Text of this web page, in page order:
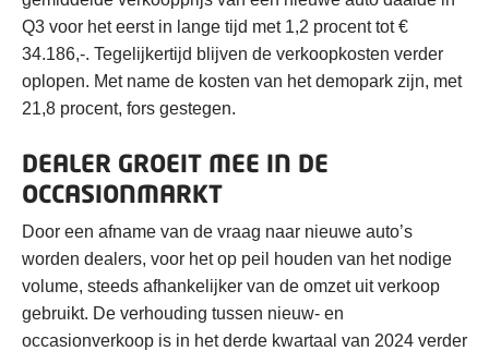
Q3 voor het eerst in lange tijd met 1,2 procent tot €
34.186,-. Tegelijkertijd blijven de verkoopkosten verder
oplopen. Met name de kosten van het demopark zijn, met
21,8 procent, fors gestegen.
DEALER GROEIT MEE IN DE
OCCASIONMARKT
Door een afname van de vraag naar nieuwe auto’s
worden dealers, voor het op peil houden van het nodige
volume, steeds afhankelijker van de omzet uit verkoop
gebruikt. De verhouding tussen nieuw- en
occasionverkoop is in het derde kwartaal van 2024 verder